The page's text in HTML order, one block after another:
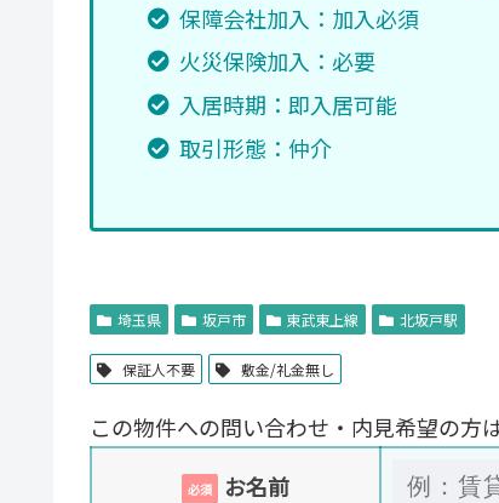
保障会社加入：加入必須
火災保険加入：必要
入居時期：即入居可能
取引形態：仲介
埼玉県 坂戸市 東武東上線 北坂戸駅
保証人不要 敷金/礼金無し
この物件への問い合わせ・内見希望の方
必須 お名前